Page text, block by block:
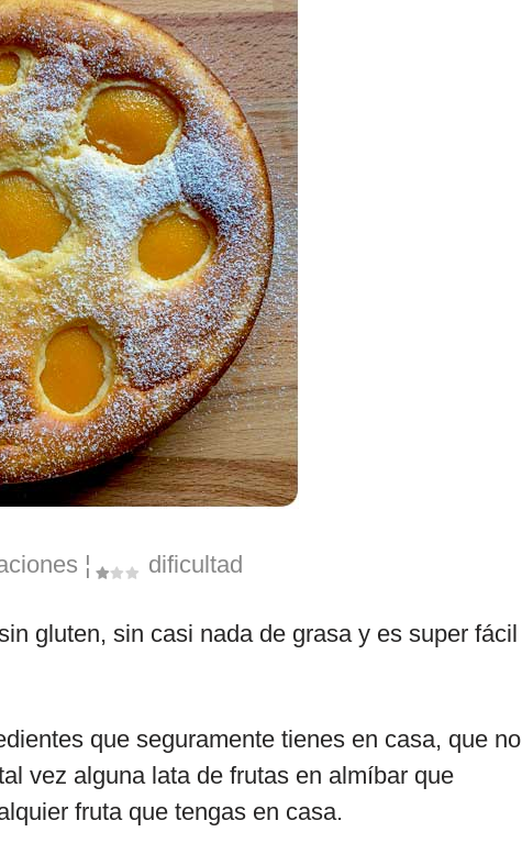
¦ dificultad
gluten, sin casi nada de grasa y es super fácil
que seguramente tienes en casa, que no
vez alguna lata de frutas en almíbar que
fruta que tengas en casa.